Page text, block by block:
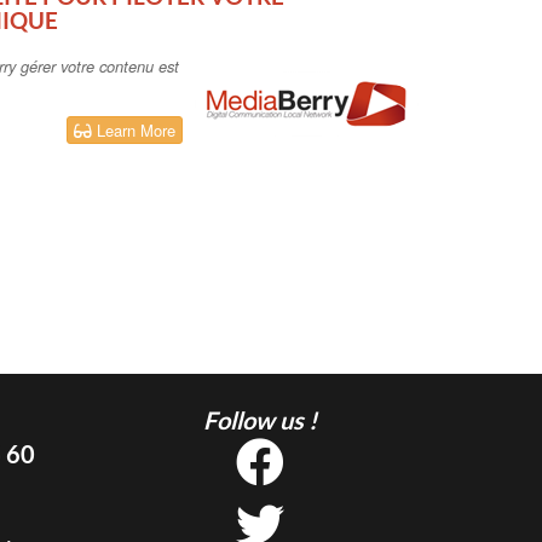
gérer votre contenu est
Learn More
60
Follow us !